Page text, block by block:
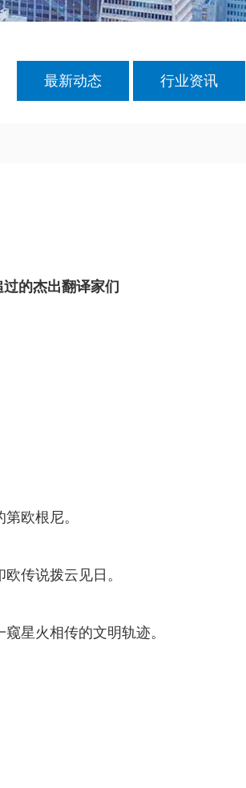
最新动态 行业资讯
的杰出翻译家们
欧根尼。
传说拨云见日。
星火相传的文明轨迹。